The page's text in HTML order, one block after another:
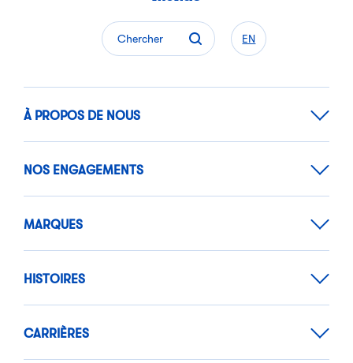
Chercher EN
À PROPOS DE NOUS
NOS ENGAGEMENTS
MARQUES
HISTOIRES
CARRIÈRES